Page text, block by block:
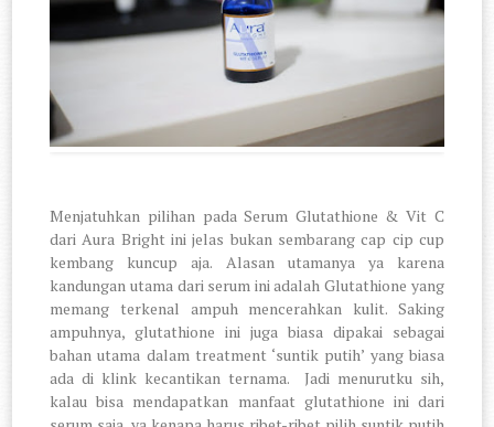
Menjatuhkan pilihan pada Serum Glutathione & Vit C
dari Aura Bright ini jelas bukan sembarang cap cip cup
kembang kuncup aja. Alasan utamanya ya karena
kandungan utama dari serum ini adalah Glutathione yang
memang terkenal ampuh mencerahkan kulit. Saking
ampuhnya, glutathione ini juga biasa dipakai sebagai
bahan utama dalam treatment ‘suntik putih’ yang biasa
ada di klink kecantikan ternama.
Jadi menurutku sih,
kalau bisa mendapatkan manfaat glutathione ini dari